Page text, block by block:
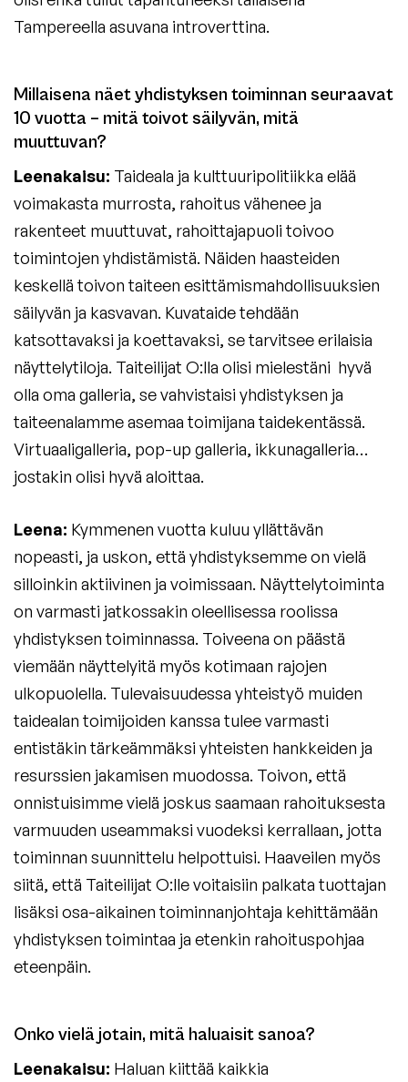
Tampereella asuvana introverttina.
Millaisena näet yhdistyksen toiminnan seuraavat
10 vuotta – mitä toivot säilyvän, mitä
muuttuvan?
Leenakaisu: Taideala ja kulttuuripolitiikka elää
voimakasta murrosta, rahoitus vähenee ja
rakenteet muuttuvat, rahoittajapuoli toivoo
toimintojen yhdistämistä. Näiden haasteiden
keskellä toivon taiteen esittämismahdollisuuksien
säilyvän ja kasvavan. Kuvataide tehdään
katsottavaksi ja koettavaksi, se tarvitsee erilaisia
näyttelytiloja. Taiteilijat O:lla olisi mielestäni hyvä
olla oma galleria, se vahvistaisi yhdistyksen ja
taiteenalamme asemaa toimijana taidekentässä.
Virtuaaligalleria, pop-up galleria, ikkunagalleria…
jostakin olisi hyvä aloittaa.
Leena: Kymmenen vuotta kuluu yllättävän
nopeasti, ja uskon, että yhdistyksemme on vielä
silloinkin aktiivinen ja voimissaan. Näyttelytoiminta
on varmasti jatkossakin oleellisessa roolissa
yhdistyksen toiminnassa. Toiveena on päästä
viemään näyttelyitä myös kotimaan rajojen
ulkopuolella. Tulevaisuudessa yhteistyö muiden
taidealan toimijoiden kanssa tulee varmasti
entistäkin tärkeämmäksi yhteisten hankkeiden ja
resurssien jakamisen muodossa. Toivon, että
onnistuisimme vielä joskus saamaan rahoituksesta
varmuuden useammaksi vuodeksi kerrallaan, jotta
toiminnan suunnittelu helpottuisi. Haaveilen myös
siitä, että Taiteilijat O:lle voitaisiin palkata tuottajan
lisäksi osa-aikainen toiminnanjohtaja kehittämään
yhdistyksen toimintaa ja etenkin rahoituspohjaa
eteenpäin.
Onko vielä jotain, mitä haluaisit sanoa?
Leenakaisu: Haluan kiittää kaikkia